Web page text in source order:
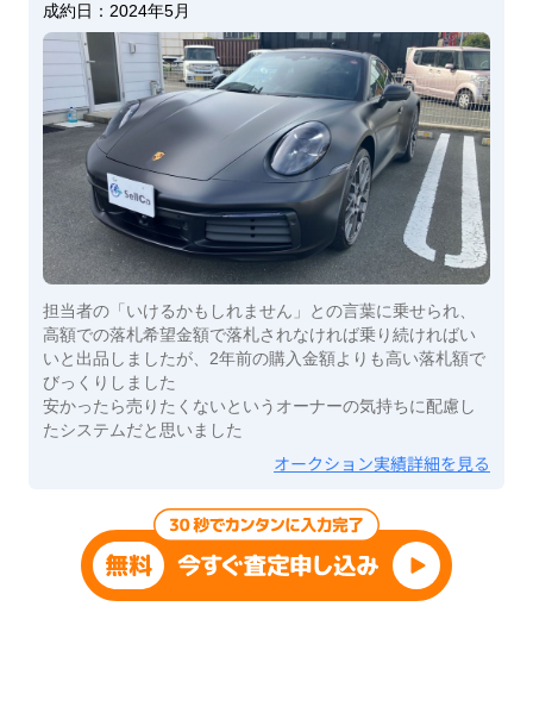
成約日： 2024年5月
担当者の「いけるかもしれません」との言葉に乗せられ、
高額での落札希望金額で落札されなければ乗り続ければい
いと出品しましたが、2年前の購入金額よりも高い落札額で
びっくりしました
安かったら売りたくないというオーナーの気持ちに配慮し
たシステムだと思いました
オークション実績詳細を見る